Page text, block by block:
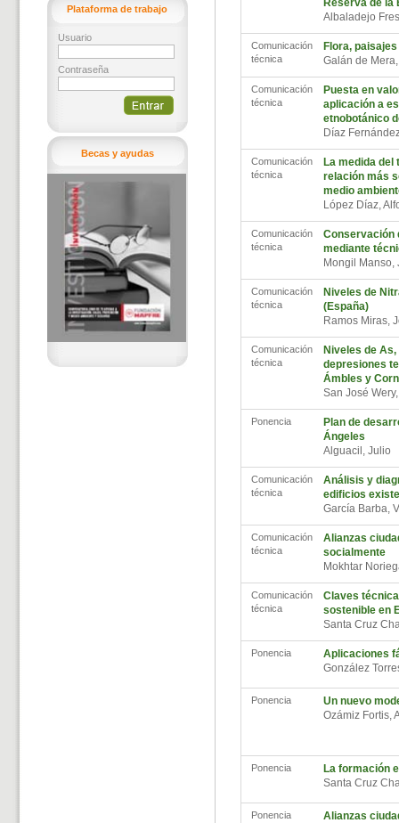
Plataforma de trabajo
Usuario
Contraseña
Becas y ayudas
Reserva de la
Albaladejo
Comunicación
técnica
Flora,
Galán de
Comunicación
técnica
Puesta en
aplicación a
etnobotánico
Díaz
Comunicación
técnica
La medida del
relación más
medio
López Díaz,
Comunicación
técnica
Conservación
mediante
Mongil
Comunicación
técnica
Niveles de
(España)
Ramos Miras,
Comunicación
técnica
Niveles de As,
depresiones
Ámbles y
San José
Ponencia
Plan de
Ángeles
Alguacil, Julio
Comunicación
técnica
Análisis y
edificios
García Barba,
Comunicación
técnica
Alianzas
socialmente
Mokhtar
Comunicación
técnica
Claves
sostenible en
Santa Cruz
Ponencia
Aplicaciones
González
Ponencia
Un nuevo
Ozámiz Fortis,
Ponencia
La formación
Santa Cruz
Ponencia
Alianzas